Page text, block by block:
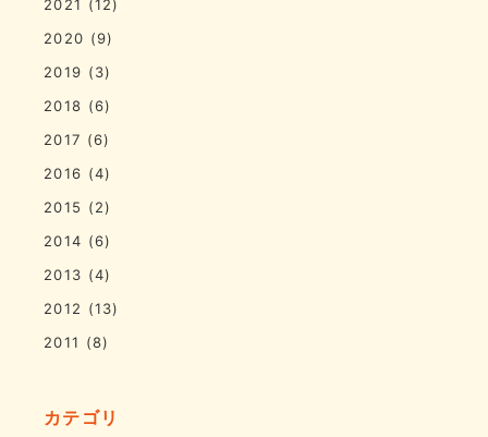
2021 (12)
2020 (9)
2019 (3)
2018 (6)
2017 (6)
2016 (4)
2015 (2)
2014 (6)
2013 (4)
2012 (13)
2011 (8)
カテゴリ